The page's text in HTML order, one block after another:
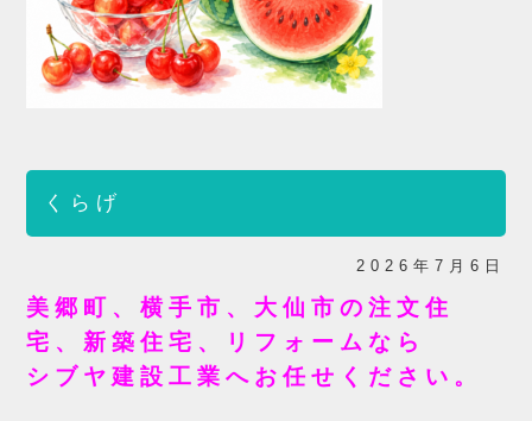
くらげ
2026年7月6日
美郷町、横手市、大仙市の注文住
宅、新築住宅、リフォームなら
シブヤ建設工業へお任せください。